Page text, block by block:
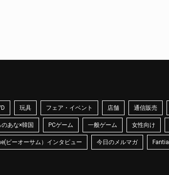
玩具 フェア・イベント 店舗 通信販売
のあな×韓国 PCゲーム 一般ゲーム 女性向け
ビーオーサム）インタビュー 今日のメルマガ Fantia